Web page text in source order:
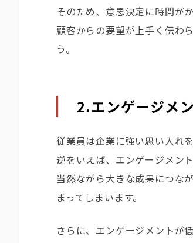
そのため、意思決定に時間が
顧客からの要望が上手く伝わ
う。
2.エンゲージメ
従業員は企業に強い思い入れ
逆をいえば、エンゲージメン
当然ながら大きな成果につな
まってしまいます。
さらに、エンゲージメントが